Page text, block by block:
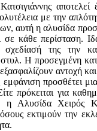
με την
αυτή η αλυσίδα
σε κάθε περίσταση.
της την
Η προσεγμένη
αντοχή
εμφάνιση προσθέτει
πρόκειται για
η Αλυσίδα Χειρός
εκτιμούν την